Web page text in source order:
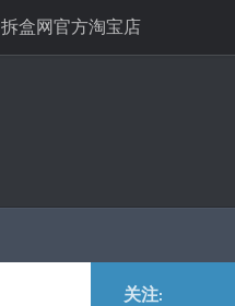
拆盒网官方淘宝店
关注: